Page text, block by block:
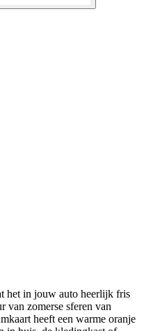
het in jouw auto heerlijk fris
van zomerse sferen van
heeft een warme oranje